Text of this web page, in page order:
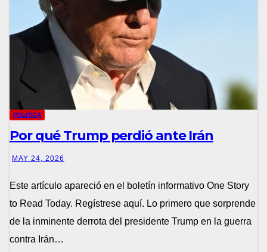
POLÍTICA
Por qué Trump perdió ante Irán
MAY 24, 2026
Este artículo apareció en el boletín informativo One Story
to Read Today. Regístrese aquí. Lo primero que sorprende
de la inminente derrota del presidente Trump en la guerra
contra Irán…